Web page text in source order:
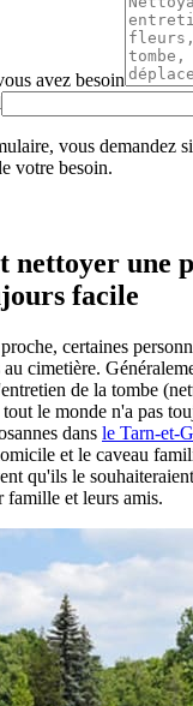
avez besoin
vous demandez
votre besoin.
nettoyer une
facile
certaines
cimetière.
de la tombe
le monde n'a pas
dans le Tarn-et-
et le caveau
qu'ils le
famille et leurs amis.